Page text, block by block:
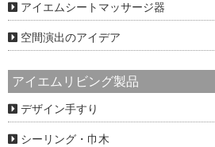
アイエムシートマッサージ器
空間演出のアイデア
アイエムリビング製品
デザイン手すり
シーリング・巾木